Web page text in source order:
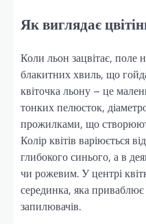
Як виглядає
Коли льон зацвітає, поле
блакитних хвиль, що
квіточка льону – це
тонких пелюсток,
прожилками, що
Колір квітів варіюється
глибокого синього, а в
чи рожевим. У центрі
серединка, яка
запилювачів.